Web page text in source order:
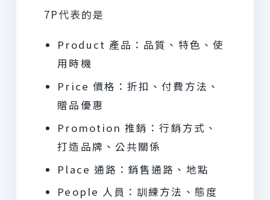
7P代表的是
Product 產品：品質、特色、使
用時機
Price 價格：折扣、付費方法、
贈品優惠
Promotion 推銷：行銷方式、
打造品牌、公共關係
Place 通路：銷售通路、地點
People 人員：訓練方法、態度